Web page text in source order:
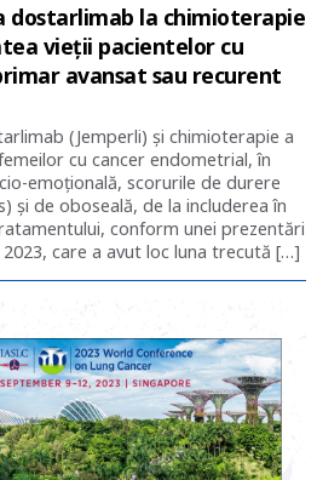
dostarlimab la chimioterapie
vieții pacientelor cu
avansat sau recurent
(Jemperli) și chimioterapie a
cu cancer endometrial, în
emoțională, scorurile de durere
și de oboseală, de la includerea în
conform unei prezentări
care a avut loc luna trecută […]